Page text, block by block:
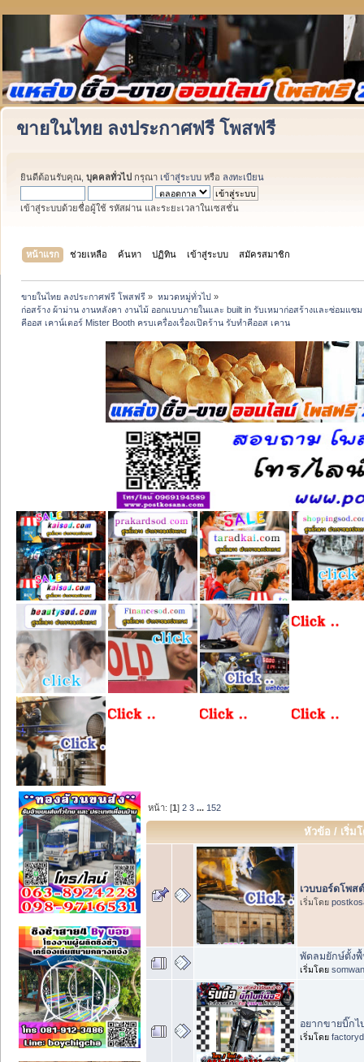
ขายในไทย ลงประกาศฟรี โพสฟรี
ยินดีต้อนรับคุณ, บุคคลทั่วไป กรุณา เข้าสู่ระบบ หรือ ลงทะเบียน
เข้าสู่ระบบด้วยชื่อผู้ใช้ รหัสผ่าน และระยะเวลาในเซสชั่น
หน้าแรก ช่วยเหลือ ค้นหา ปฏิทิน เข้าสู่ระบบ สมัครสมาชิก
ขายในไทย ลงประกาศฟรี โพสฟรี » หมวดหมู่ทั่วไป»
ก่อสร้าง ผ้าม่าน งานหลังคา งานไม้ ออกแบบภายในและ built in รับเหมาก่อสร้างและซ่อมแ
คีออส เคาน์เตอร์ Mister Booth ครบเครื่องเรื่องเปิดร้าน รับทำคีออส เคาน
หน้า: [1]2 3 ... 152
หัวข้อ / เริ่ม
เวบบอร์ดโพส
เริ่มโดย
พัดลมยักษ์ตั้งพื้
เริ่มโดย
อยากขายบิ๊กไ
เริ่มโดย